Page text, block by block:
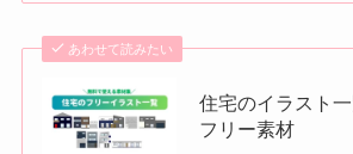
あわせて読みたい
住宅のイラスト
フリー素材